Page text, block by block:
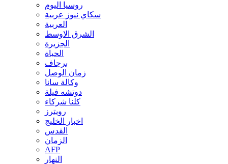
روسیا الیوم
سكاي نيوز عربية
العربية
الشرق الاوسط
الجزيرة
الحیاة
برجاف
زمان الوصل
وکالة سانا
دوتشه فیلة
کلنا شرکاء
رويترز
اخبار الخلیج
القدس
الزمان
AFP
النهار